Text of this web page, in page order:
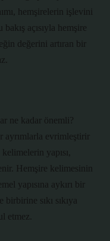
hemşirelerin işlevini
açısıyla hemşire
değerini artıran bir
ne kadar önemli?
evrimleştirir
yapısı,
Hemşire kelimesinin
yapısına aykırı bir
sıkı sıkıya
etmez.